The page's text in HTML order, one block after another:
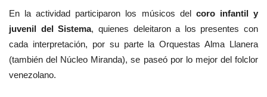
En la actividad participaron los músicos del coro infantil y
juvenil del Sistema, quienes deleitaron a los presentes con
cada interpretación, por su parte la Orquestas Alma Llanera
(también del Núcleo Miranda), se paseó por lo mejor del folclor
venezolano.